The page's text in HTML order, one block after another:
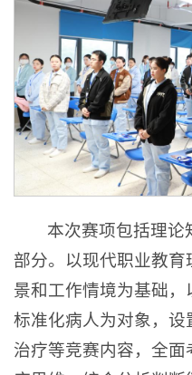
本次赛项包括理论
部分。以现代职业教
景和工作情境为基础
标准化病人为对象，设
治疗等竞赛内容，全